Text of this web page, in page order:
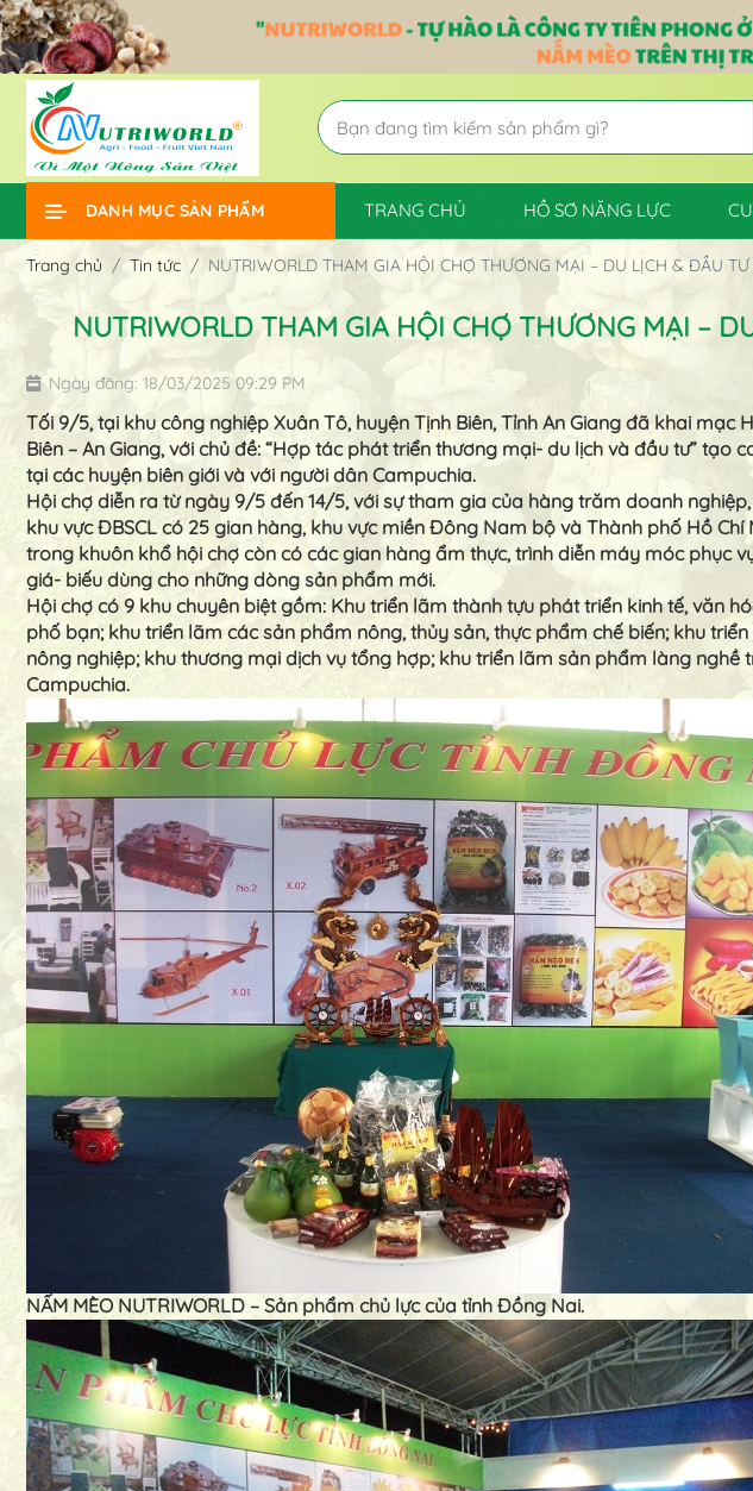
DANH MỤC SẢN PHẨM TRANG CHỦ HỒ SƠ NĂNG LỰC
Trang chủ Tin tức NUTRIWORLD THAM GIA HỘI CHỢ THƯƠNG MẠI – DU LỊCH & ĐẦU
NUTRIWORLD THAM GIA HỘI CHỢ THƯƠNG MẠI –
Ngày đăng: 18/03/2025 09:29 PM
Tối 9/5, tại khu công nghiệp Xuân Tô, huyện Tịnh Biên, Tỉnh An Giang đã khai
Biên – An Giang, với chủ đề: “Hợp tác phát triển thương mại- du lịch và đầu tư”
tại các huyện biên giới và với người dân Campuchia.
Hội chợ diễn ra từ ngày 9/5 đến 14/5, với sự tham gia của hàng trăm doanh
khu vực ĐBSCL có 25 gian hàng, khu vực miền Đông Nam bộ và Thành phố Hồ
trong khuôn khổ hội chợ còn có các gian hàng ẩm thực, trình diễn máy móc
giá- biếu dùng cho những dòng sản phẩm mới.
Hội chợ có 9 khu chuyên biệt gồm: Khu triển lãm thành tựu phát triển kinh tế, văn
phố bạn; khu triển lãm các sản phẩm nông, thủy sản, thực phẩm chế biến; khu
nông nghiệp; khu thương mại dịch vụ tổng hợp; khu triển lãm sản phẩm làng
Campuchia.
NẤM MÈO NUTRIWORLD – Sản phẩm chủ lực của tỉnh Đồng Nai.